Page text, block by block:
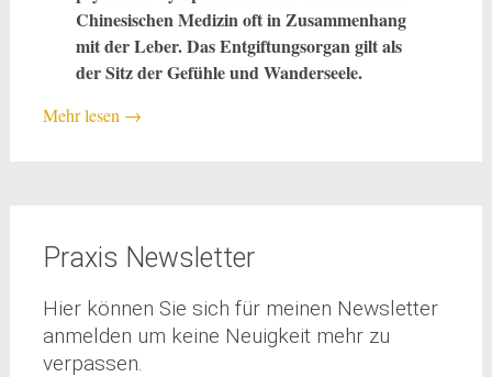
Chinesischen Medizin oft in Zusammenhang
mit der Leber. Das Entgiftungsorgan gilt als
der Sitz der Gefühle und Wanderseele.
Mehr lesen →
Praxis Newsletter
Hier können Sie sich für meinen Newsletter
anmelden um keine Neuigkeit mehr zu
verpassen.